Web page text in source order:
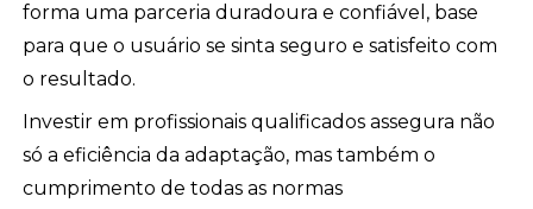
forma uma parceria duradoura e confiável, base
para que o usuário se sinta seguro e satisfeito com
o resultado.
Investir em profissionais qualificados assegura não
só a eficiência da adaptação, mas também o
cumprimento de todas as normas